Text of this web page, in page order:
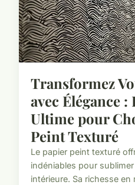
Transformez
avec Élégance :
Ultime pour
Peint Texturé
Le papier peint texturé
indéniables pour
intérieure. Sa richesse en